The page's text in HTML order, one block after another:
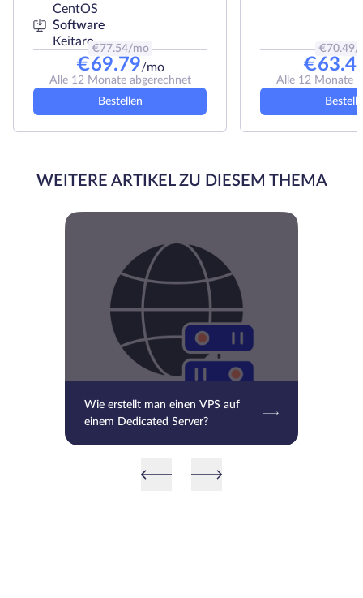
CentOS
Software
Keitaro
€77.54/mo
€69.79/mo
Alle 12 Monate abgerechnet
Bestellen
€70.49/
€
Alle 12 Monate
WEITERE ARTIKEL ZU DIESEM THEMA
Wie erstellt man einen VPS auf
einem Dedicated Server?